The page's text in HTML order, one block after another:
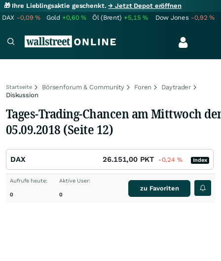
🎁 Ihre Lieblingsaktie geschenkt.→ Jetzt Depot eröffnen
DAX -0,09% Gold +0,60% Öl (Brent) +5,15% Dow Jones -0,92%
Startseite Börsenforum & Community Foren
Daytrader
Diskussion
Tages-Trading-Chancen am Mittwoch
05.09.2018 (Seite 12)
DAX 26.151,00 PKT -0,24 % Index
Aufrufe heute:
0
Aktive User:
0
zu Favoriten